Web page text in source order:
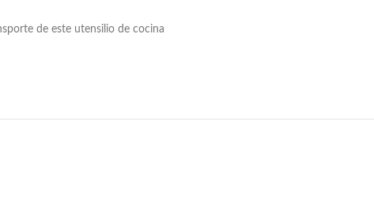
de este utensilio de cocina